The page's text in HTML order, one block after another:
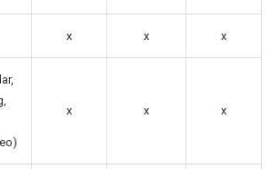
x x x
x x x